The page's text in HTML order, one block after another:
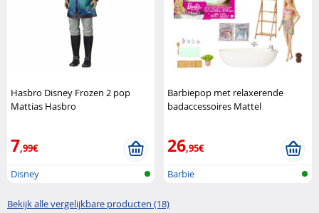
Hasbro Disney Frozen 2 pop
Mattias Hasbro
7,99€
Disney
Barbiepop met relaxerende
badaccessoires Mattel
26,95€
Barbie
Bekijk alle vergelijkbare producten (18)